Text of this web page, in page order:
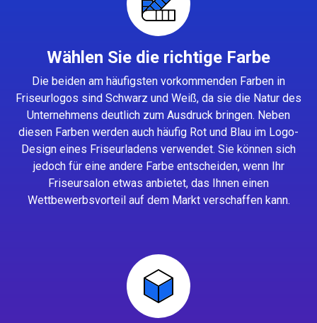
Wählen Sie die richtige Farbe
Die beiden am häufigsten vorkommenden Farben in
Friseurlogos sind Schwarz und Weiß, da sie die Natur des
Unternehmens deutlich zum Ausdruck bringen. Neben
diesen Farben werden auch häufig Rot und Blau im Logo-
Design eines Friseurladens verwendet. Sie können sich
jedoch für eine andere Farbe entscheiden, wenn Ihr
Friseursalon etwas anbietet, das Ihnen einen
Wettbewerbsvorteil auf dem Markt verschaffen kann.